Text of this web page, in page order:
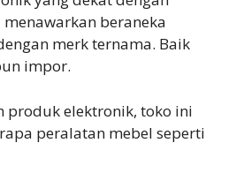
beraneka
merk ternama. Baik
impor.
produk elektronik, toko ini
peralatan mebel seperti